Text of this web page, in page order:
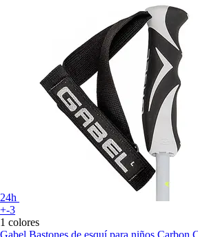
24h
+-3
1 colores
Gabel Bastones de esquí para niños Carbon